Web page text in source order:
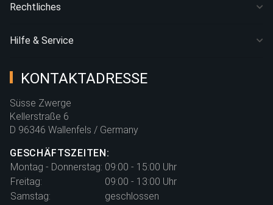
Rechtliches
Hilfe & Service
KONTAKTADRESSE
Süsse Zwerge
Kellerstraße 6
D 96346 Wallenfels / Germany
GESCHÄFTSZEITEN:
Montag - Donnerstag: 09:00 - 15:00 Uhr
Freitag:
09:00 - 13:00 Uhr
Samstag:
geschlossen